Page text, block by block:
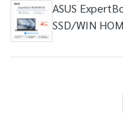
ASUS
SSD/WIN